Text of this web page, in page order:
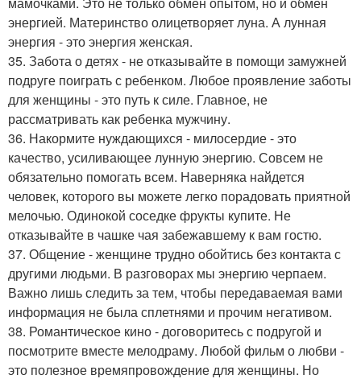
энергией. Материнство олицетворяет луна. А лунная
энергия - это энергия женская.
35. Забота о детях - не отказывайте в помощи замужней
подруге поиграть с ребенком. Любое проявление заботы
для женщины - это путь к силе. Главное, не
рассматривать как ребенка мужчину.
36. Накормите нуждающихся - милосердие - это
качество, усиливающее лунную энергию. Совсем не
обязательно помогать всем. Наверняка найдется
человек, которого вы можете легко порадовать приятной
мелочью. Одинокой соседке фрукты купите. Не
отказывайте в чашке чая забежавшему к вам гостю.
37. Общение - женщине трудно обойтись без контакта с
другими людьми. В разговорах мы энергию черпаем.
Важно лишь следить за тем, чтобы передаваемая вами
информация не была сплетнями и прочим негативом.
38. Романтическое кино - договоритесь с подругой и
посмотрите вместе мелодраму. Любой фильм о любви -
это полезное времяпровождение для женщины. Но